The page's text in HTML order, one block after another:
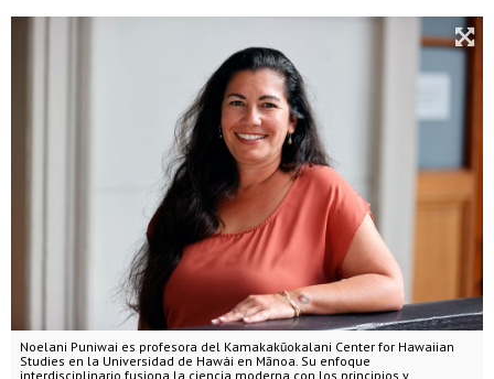
Noelani Puniwai es profesora del Kamakakūokalani Center for Hawaiian
Studies en la Universidad de Hawái en Mānoa. Su enfoque
interdisciplinario fusiona la ciencia moderna con los principios y